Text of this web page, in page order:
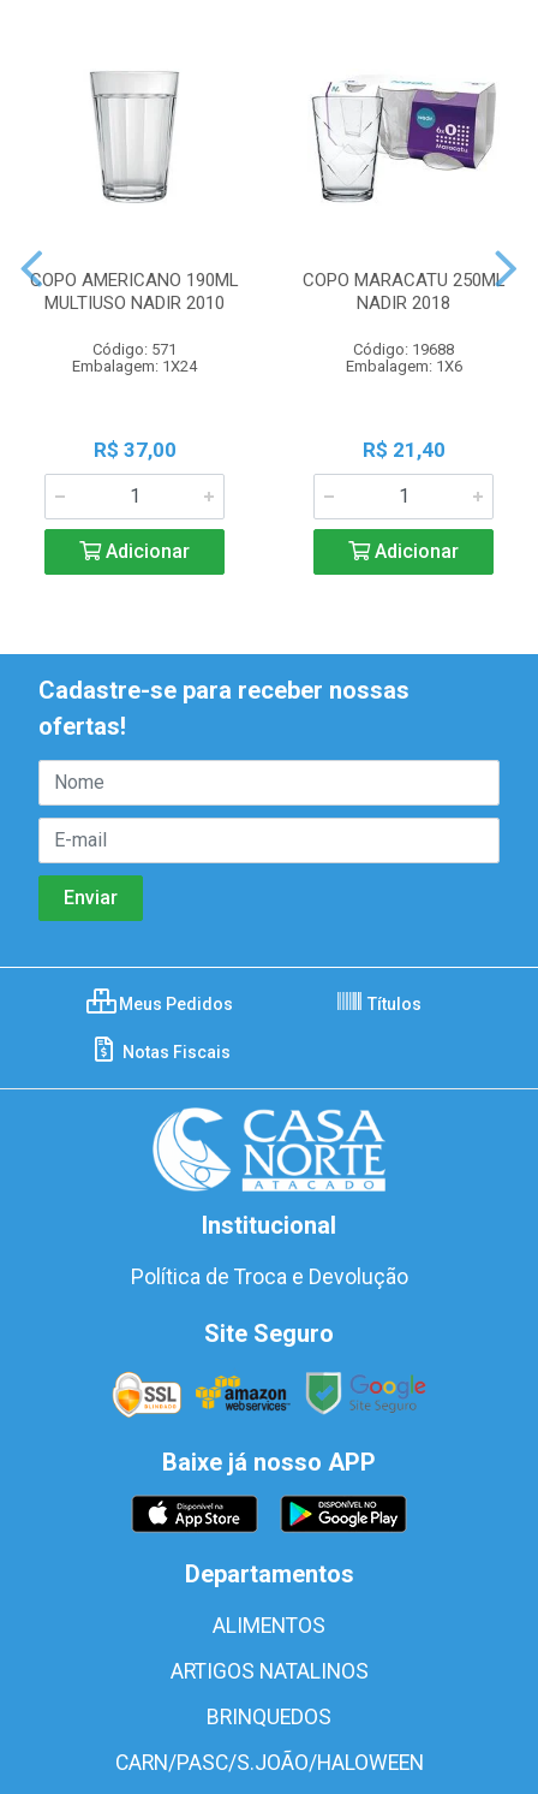
COPO AMERICANO 190ML
MULTIUSO NADIR 2010
Código: 571
Embalagem: 1X24
R$ 37,00
Adicionar
COPO MARACATU 250ML
NADIR 2018
Código: 19688
Embalagem: 1X6
R$ 21,40
Adicionar
Cadastre-se para receber nossas
ofertas!
Meus Pedidos Títulos
Notas Fiscais
Institucional
Política de Troca e Devolução
Site Seguro
Baixe já nosso APP
Departamentos
ALIMENTOS
ARTIGOS NATALINOS
BRINQUEDOS
CARN/PASC/S.JOÃO/HALOWEEN